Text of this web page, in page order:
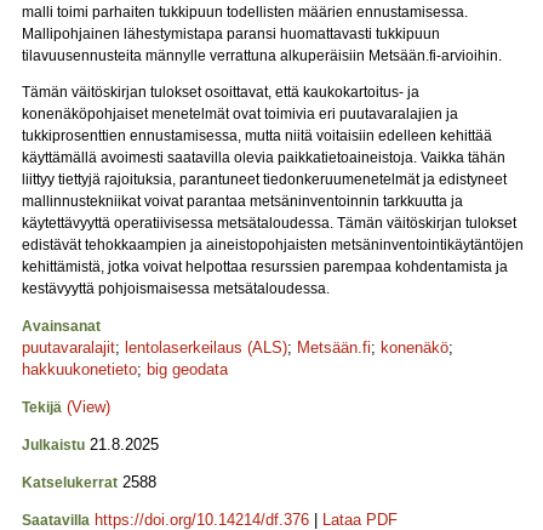
malli toimi parhaiten tukkipuun todellisten määrien ennustamisessa.
Mallipohjainen lähestymistapa paransi huomattavasti tukkipuun
tilavuusennusteita männylle verrattuna alkuperäisiin Metsään.fi-arvioihin.
Tämän väitöskirjan tulokset osoittavat, että kaukokartoitus- ja
konenäköpohjaiset menetelmät ovat toimivia eri puutavaralajien ja
tukkiprosenttien ennustamisessa, mutta niitä voitaisiin edelleen kehittää
käyttämällä avoimesti saatavilla olevia paikkatietoaineistoja. Vaikka tähän
liittyy tiettyjä rajoituksia, parantuneet tiedonkeruumenetelmät ja edistyneet
mallinnustekniikat voivat parantaa metsäninventoinnin tarkkuutta ja
käytettävyyttä operatiivisessa metsätaloudessa. Tämän väitöskirjan tulokset
edistävät tehokkaampien ja aineistopohjaisten metsäninventointikäytäntöjen
kehittämistä, jotka voivat helpottaa resurssien parempaa kohdentamista ja
kestävyyttä pohjoismaisessa metsätaloudessa.
Avainsanat
puutavaralajit; lentolaserkeilaus (ALS); Metsään.fi; konenäkö;
hakkuukonetieto; big geodata
Tekijä (View)
Julkaistu 21.8.2025
Katselukerrat 2588
Saatavilla https://doi.org/10.14214/df.376 Lataa PDF